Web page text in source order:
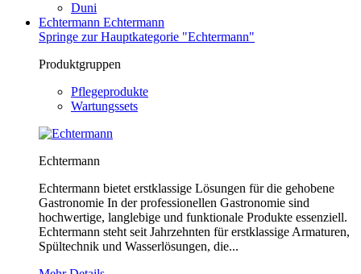
Duni
Echtermann Echtermann
Springe zur Hauptkategorie "Echtermann"
Produktgruppen
Pflegeprodukte
Wartungssets
Echtermann
Echtermann bietet erstklassige Lösungen für die gehobene
Gastronomie In der professionellen Gastronomie sind
hochwertige, langlebige und funktionale Produkte essenziell.
Echtermann steht seit Jahrzehnten für erstklassige Armaturen,
Spültechnik und Wasserlösungen, die...